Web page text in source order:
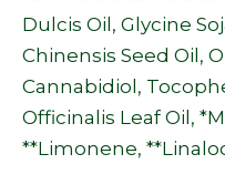
Dulcis Oil, Glycine
Chinensis Seed Oil,
Cannabidiol,
Officinalis Leaf Oil,
**Limonene,